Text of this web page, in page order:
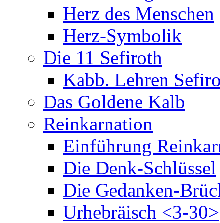
Herz des Menschen
Herz-Symbolik
Die 11 Sefiroth
Kabb. Lehren
Das Goldene Kalb
Reinkarnation
Einführung
Die Denk-Schlüssel
Die Gedanken-
Urhebräisch <3-30>